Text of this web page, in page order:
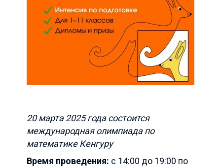
20 марта 2025 года состоится
международная олимпиада по
математике Кенгуру
Время проведения: с 14:00 до 19:00 по